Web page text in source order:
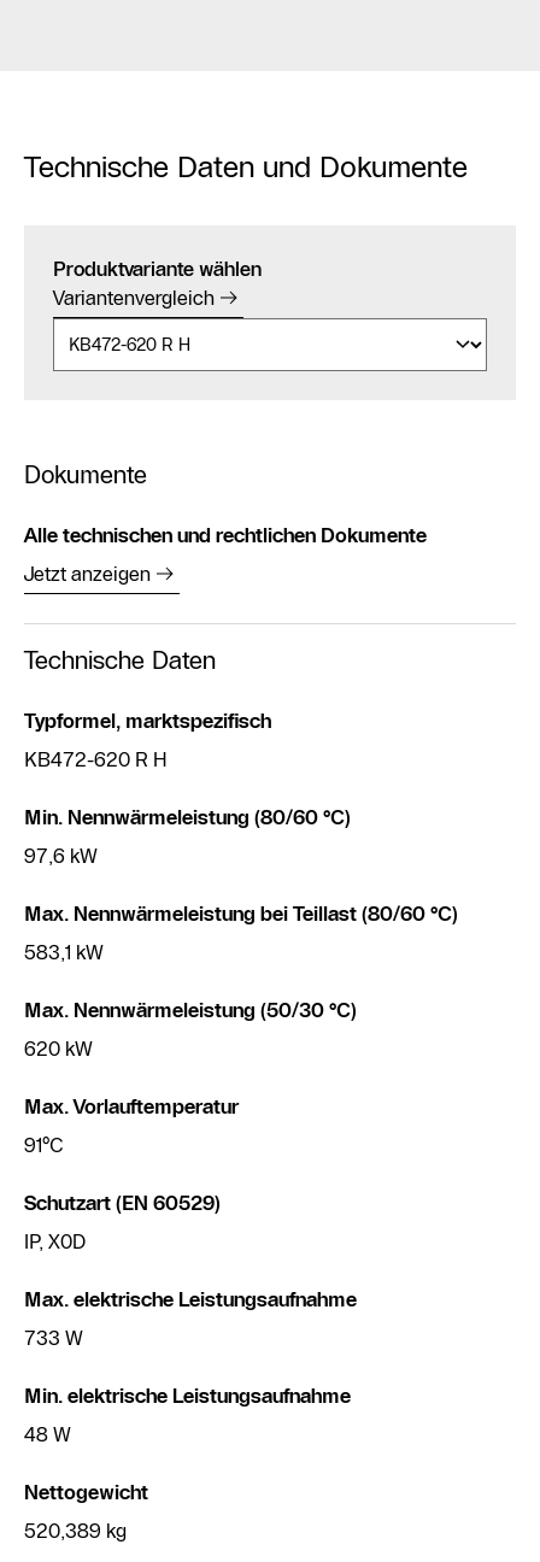
Technische Daten und Dokumente
Produktvariante wählen
Variantenvergleich
Dokumente
Alle technischen und rechtlichen Dokumente
Jetzt anzeigen
Technische Daten
Typformel, marktspezifisch
KB472-620 R H
Min. Nennwärmeleistung (80/60 °C)
97,6 kW
Max. Nennwärmeleistung bei Teillast (80/60 °C)
583,1 kW
Max. Nennwärmeleistung (50/30 °C)
620 kW
Max. Vorlauftemperatur
91°C
Schutzart (EN 60529)
IP, X0D
Max. elektrische Leistungsaufnahme
733 W
Min. elektrische Leistungsaufnahme
48 W
Nettogewicht
520,389 kg